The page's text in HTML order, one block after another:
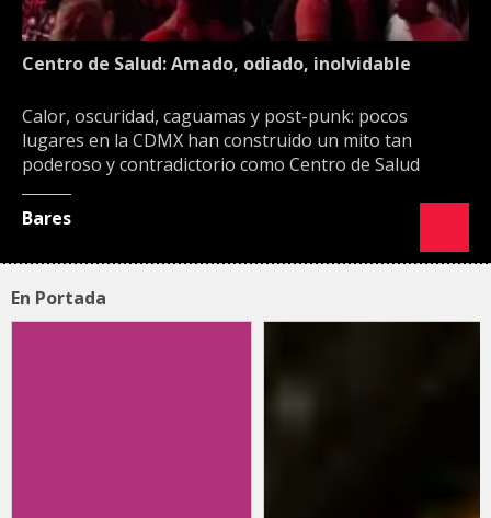
Centro de Salud: Amado, odiado, inolvidable
Calor, oscuridad, caguamas y post-punk: pocos
lugares en la CDMX han construido un mito tan
poderoso y contradictorio como Centro de Salud
Bares
En Portada